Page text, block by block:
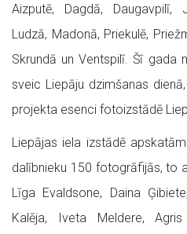
Aizputē, Dagdā, Daugavpilī,
Ludzā, Madonā, Priekulē,
Skrundā un Ventspilī. Šī gada
sveic Liepāju dzimšanas
projekta esenci fotoizstādē
Liepājas iela izstādē
dalībnieku 150 fotogrāfijās, to
Līga Evaldsone, Daina
Kalēja, Iveta Meldere,